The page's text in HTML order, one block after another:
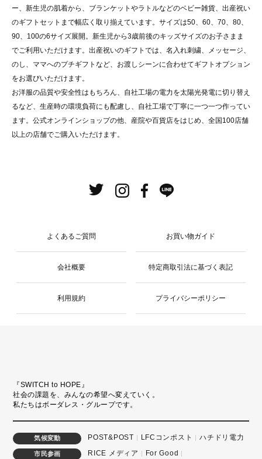
ー、新生児の肌着から、ブランケットやラトルなどのベビー雑貨、出産祝い
のギフトセットまで幅広く取り揃えています。サイズは50、60、70、80、
90、100の6サイズ展開。新生児から3歳前後のキッズサイズのお子さまま
でご利用いただけます。出産祝いのギフトでは、名入れ刺繍、メッセージ、
のし、ママへのプチギフトなど、お渡しシーンに合わせてギフトオプション
をお選びいただけます。
お洋服の品質や安全性はもちろん、自社工場の電力を太陽光発電に切り替え
るなど、生産時の環境負荷にも配慮し、自社工場で丁寧に一つ一つ作ってい
ます。公式オンラインショップの他、産院や百貨店をはじめ、全国100店舗
以上の店舗でご購入いただけます。
よくあるご質問 お買い物ガイド
会社概要 特定商取引法に基づく表記
利用規約 プライバシーポリシー
『SWITCH to HOPE』
社会の課題を、みんなの希望へ変えていく。
私たちはボーダレス・グループです。
気候変動 POST&POST LFCコンポスト ハチドリ電力
市民参画 RICE メディア
For Good